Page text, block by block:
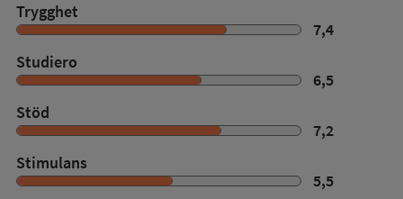
Trygghet
7,4
Studiero
6,5
Stöd
7,2
Stimulans
5,5